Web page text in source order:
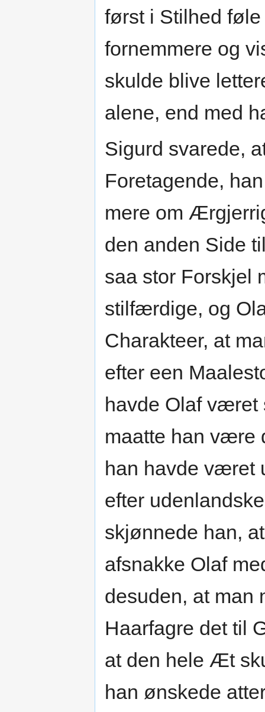
først i Stilhed
fornemmere og
skulde blive
alene, end med
Sigurd svarede,
Foretagende,
mere om
den anden Side
saa stor Forskjel
stilfærdige, og
Charakteer, at
efter een
havde Olaf
maatte han være
han havde været
efter
skjønnede han,
afsnakke Olaf
desuden, at
Haarfagre det til
at den hele Æt
han ønskede